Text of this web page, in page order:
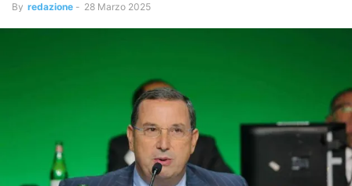
By redazione - 28 Marzo 2025